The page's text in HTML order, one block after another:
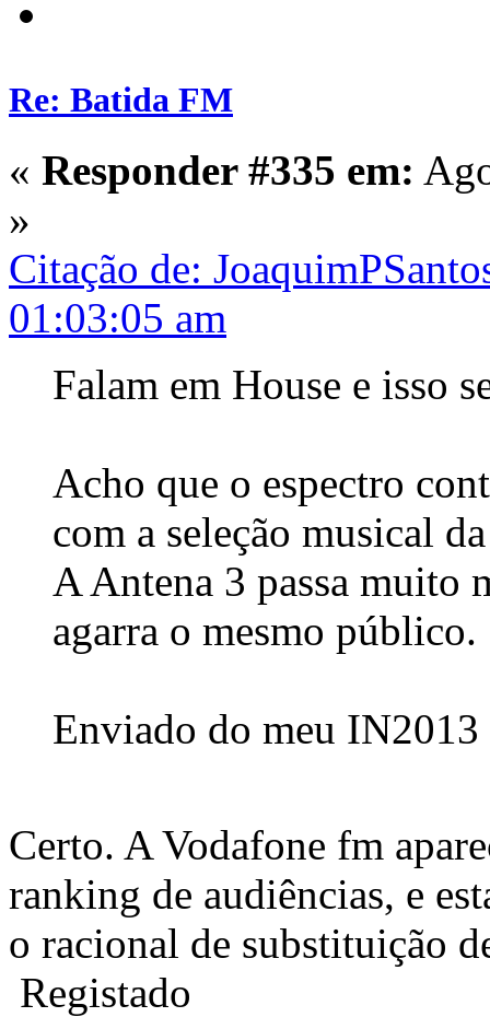
Re: Batida FM
« Responder #335 em:
»
Citação de:
01:03:05 am
Falam em House e isso
Acho que o espectro
com a seleção musical
A Antena 3 passa muito
agarra o mesmo público.
Enviado do meu IN2013
Certo. A Vodafone fm
ranking de audiências, e
o racional de substituição
Registado